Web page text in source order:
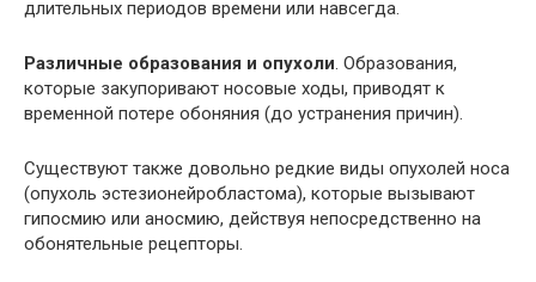
длительных периодов времени или навсегда.
Различные образования и опухоли. Образования,
которые закупоривают носовые ходы, приводят к
временной потере обоняния (до устранения причин).
Существуют также довольно редкие виды опухолей носа
(опухоль эстезионейробластома), которые вызывают
гипосмию или аносмию, действуя непосредственно на
обонятельные рецепторы.